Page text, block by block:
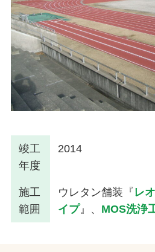
竣工
年度
2014
施工
範囲
ウレタン舗装『 レ
イプ』、 MOS洗浄